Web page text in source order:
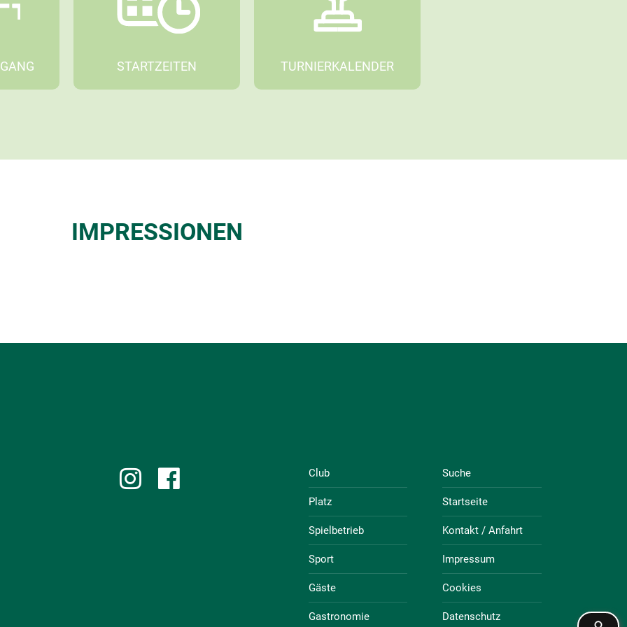
STARTZEITEN TURNIERKALENDER
IMPRESSIONEN
Club
Platz
Spielbetrieb
Sport
Gäste
Gastronomie
Suche
Startseite
Kontakt / Anfahrt
Impressum
Cookies
Datenschutz